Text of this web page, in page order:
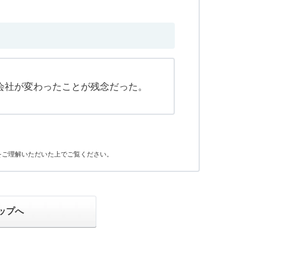
社が変わったことが残念だった。
理解いただいた上でご覧ください。
プへ